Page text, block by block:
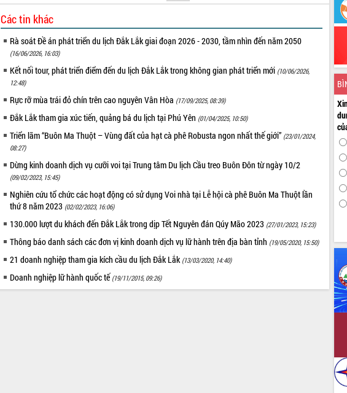
Các tin khác
Rà soát Đề án phát triển du lịch Đắk Lắk giai đoạn 2026 - 2030, tầm nhìn đến năm 2050
(16/06/2026, 16:03)
Kết nối tour, phát triển điểm đến du lịch Đắk Lắk trong không gian phát triển mới (10/06/2026,
12:48)
Rực rỡ mùa trái đỏ chín trên cao nguyên Vân Hòa (17/09/2025, 08:39)
Đắk Lắk tham gia xúc tiến, quảng bá du lịch tại Phú Yên (01/04/2025, 10:50)
Triển lãm “Buôn Ma Thuột – Vùng đất của hạt cà phê Robusta ngon nhất thế giới” (23/01/2024,
08:27)
Dừng kinh doanh dịch vụ cưỡi voi tại Trung tâm Du lịch Cầu treo Buôn Đôn từ ngày 10/2
(09/02/2023, 15:45)
Nghiên cứu tổ chức các hoạt động có sử dụng Voi nhà tại Lễ hội cà phê Buôn Ma Thuột lần
thứ 8 năm 2023 (02/02/2023, 16:06)
130.000 lượt du khách đến Đắk Lắk trong dịp Tết Nguyên đán Qúy Mão 2023 (27/01/2023, 15:23)
Thông báo danh sách các đơn vị kinh doanh dịch vụ lữ hành trên địa bàn tỉnh (19/05/2020, 15:50)
21 doanh nghiệp tham gia kích cầu du lịch Đắk Lắk (13/03/2020, 14:40)
Doanh nghiệp lữ hành quốc tế (19/11/2015, 09:26)